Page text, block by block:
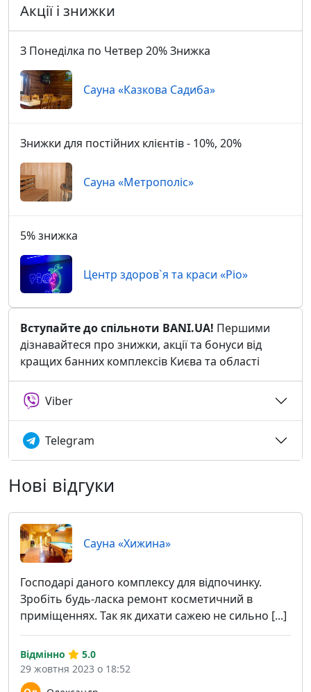
Акції і знижки
З Понеділка по Четвер 20% Знижка
Сауна «Казкова Садиба»
Знижки для постійних клієнтів - 10%, 20%
Сауна «Метрополіс»
5% знижка
Центр здоров`я та краси «Ріо»
Вступайте до спільноти BANI.UA! Першими
дізнавайтеся про знижки, акції та бонуси від
кращих банних комплексів Києва та області
Viber
Telegram
Нові відгуки
Cауна «Хижина»
Господарі даного комплексу для відпочинку.
Зробіть будь-ласка ремонт косметичний в
приміщеннях. Так як дихати сажею не сильно [...]
Відмінно
5.0
29 жовтня 2023 о 18:52